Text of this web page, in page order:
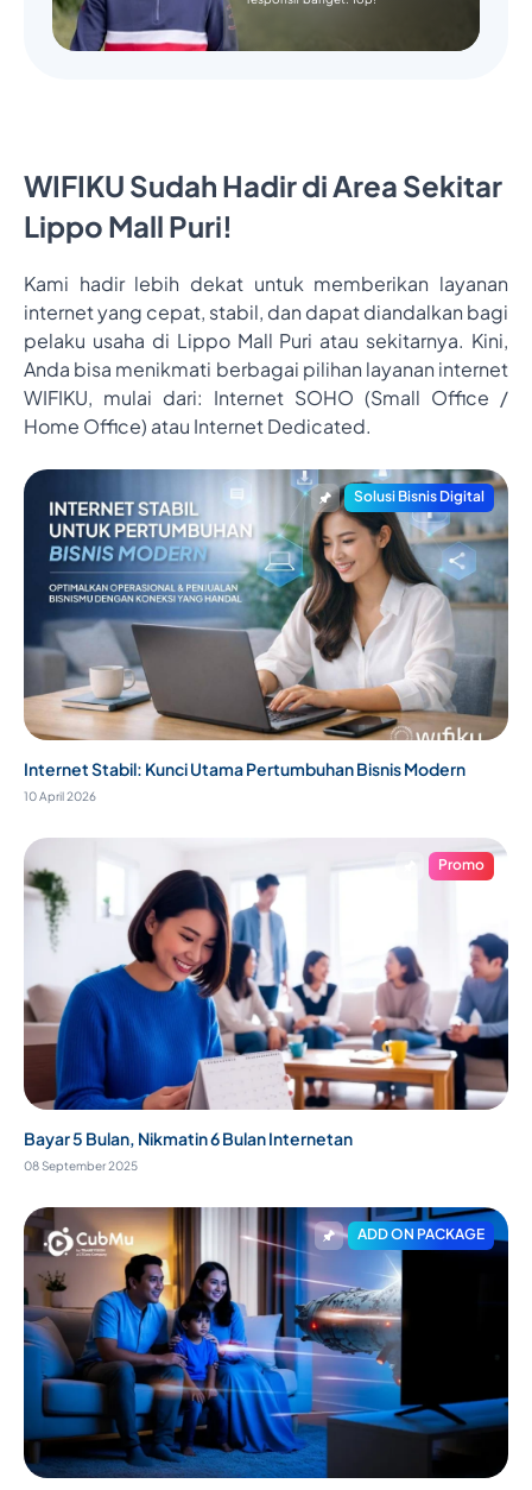
WIFIKU Sudah Hadir di Area Sekitar
Lippo Mall Puri!
Kami hadir lebih dekat untuk memberikan layanan
internet yang cepat, stabil, dan dapat diandalkan bagi
pelaku usaha di Lippo Mall Puri atau sekitarnya. Kini,
Anda bisa menikmati berbagai pilihan layanan internet
WIFIKU, mulai dari: Internet SOHO (Small Office /
Home Office) atau Internet Dedicated.
Solusi Bisnis Digital
Internet Stabil: Kunci Utama Pertumbuhan Bisnis Modern
10 April 2026
Promo
Bayar 5 Bulan, Nikmatin 6 Bulan Internetan
08 September 2025
ADD ON PACKAGE